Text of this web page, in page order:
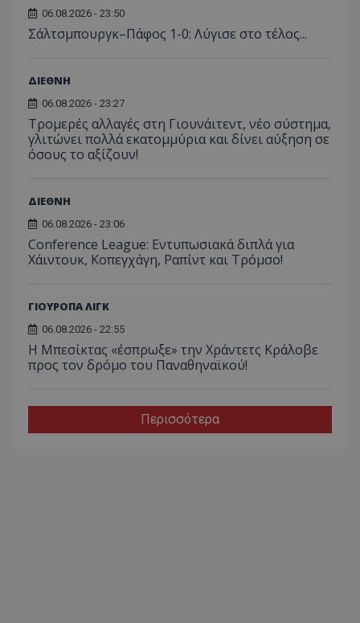
06.08.2026 - 23:50
Σάλτσμπουργκ–Πάφος 1-0: Λύγισε στο τέλος...
ΔΙΕΘΝΗ
06.08.2026 - 23:27
Τρομερές αλλαγές στη Γιουνάιτεντ, νέο σύστημα,
γλιτώνει πολλά εκατομμύρια και δίνει αύξηση σε
όσους το αξίζουν!
ΔΙΕΘΝΗ
06.08.2026 - 23:06
Conference League: Εντυπωσιακά διπλά για
Χάιντουκ, Κοπεγχάγη, Ραπίντ και Τρόμσο!
ΓΙΟΥΡΟΠΑ ΛΙΓΚ
06.08.2026 - 22:55
Η Μπεσίκτας «έσπρωξε» την Χράντετς Κράλοβε
προς τον δρόμο του Παναθηναϊκού!
Περισσότερα